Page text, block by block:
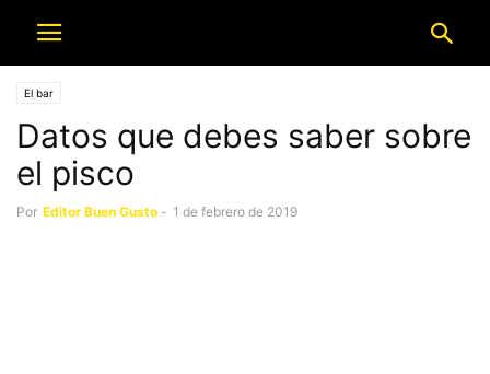
El bar
Datos que debes saber sobre
el pisco
Por Editor Buen Gusto - 1 de febrero de 2019